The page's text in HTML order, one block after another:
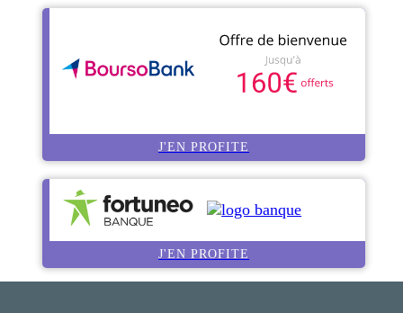
J'EN PROFITE
J'EN PROFITE